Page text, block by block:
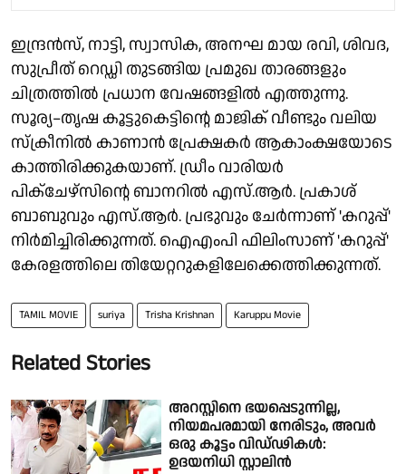
ഇന്ദ്രൻസ്, നാട്ടി, സ്വാസിക, അനഘ മായ രവി, ശിവദ,
സുപ്രീത് റെഡ്ഡി തുടങ്ങിയ പ്രമുഖ താരങ്ങളും
ചിത്രത്തിൽ പ്രധാന വേഷങ്ങളിൽ എത്തുന്നു.
സൂര്യ–തൃഷ കൂട്ടുകെട്ടിന്റെ മാജിക് വീണ്ടും വലിയ
സ്ക്രീനിൽ കാണാൻ പ്രേക്ഷകർ ആകാംക്ഷയോടെ
കാത്തിരിക്കുകയാണ്. ഡ്രീം വാരിയർ
പിക്ചേഴ്സിന്റെ ബാനറിൽ എസ്.ആർ. പ്രകാശ്
ബാബുവും എസ്.ആർ. പ്രഭുവും ചേർന്നാണ് 'കറുപ്പ്'
നിർമിച്ചിരിക്കുന്നത്. ഐഎംപി ഫിലിംസാണ് 'കറുപ്പ്'
കേരളത്തിലെ തിയേറ്ററുകളിലേക്കെത്തിക്കുന്നത്.
TAMIL MOVIE suriya Trisha Krishnan Karuppu Movie
Related Stories
അറസ്റ്റിനെ ഭയപ്പെടുന്നില്ല,
നിയമപരമായി നേരിടും, അവർ
ഒരു കൂട്ടം വിഡ്ഢികൾ:
ഉദയനിധി സ്റ്റാലിൻ